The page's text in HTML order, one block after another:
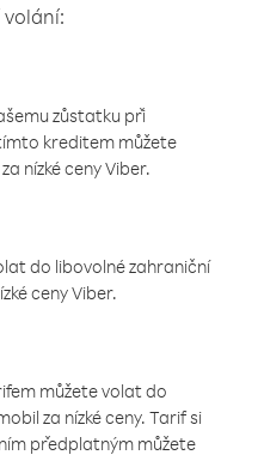
zůstatku při
kreditem můžete
nízké ceny Viber.
do libovolné zahraniční
ceny Viber.
můžete volat do
za nízké ceny. Tarif si
předplatným můžete